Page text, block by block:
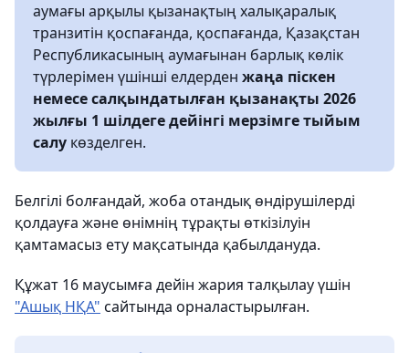
аумағы арқылы қызанақтың халықаралық
транзитін қоспағанда, қоспағанда, Қазақстан
Республикасының аумағынан барлық көлік
түрлерімен үшінші елдерден жаңа піскен
немесе салқындатылған қызанақты 2026
жылғы 1 шілдеге дейінгі мерзімгетыйым
салу көзделген.
Белгілі болғандай, жоба отандық өндірушілерді
қолдауға және өнімнің тұрақты өткізілуін
қамтамасыз ету мақсатында қабылдануда.
Құжат 16 маусымға дейін жария талқылау үшін
"Ашық НҚА" сайтында орналастырылған.